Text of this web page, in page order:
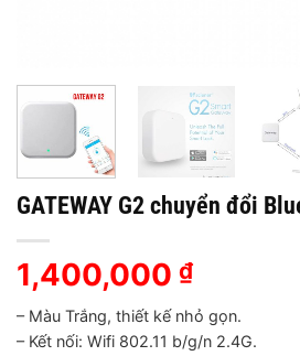
GATEWAY G2 chuyển đổi
1,400,000 ₫
– Màu Trắng, thiết kế nhỏ gọn.
– Kết nối: Wifi 802.11 b/g/n 2.4G.